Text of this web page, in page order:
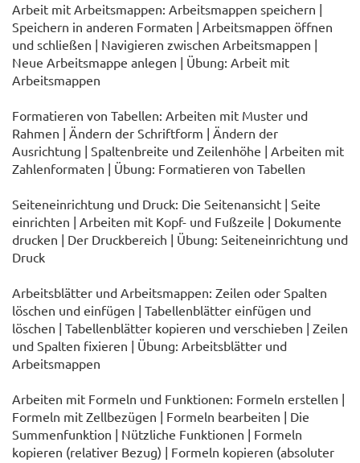
Arbeit mit Arbeitsmappen: Arbeitsmappen speichern |
Speichern in anderen Formaten | Arbeitsmappen öffnen
und schließen | Navigieren zwischen Arbeitsmappen |
Neue Arbeitsmappe anlegen | Übung: Arbeit mit
Arbeitsmappen
Formatieren von Tabellen: Arbeiten mit Muster und
Rahmen | Ändern der Schriftform | Ändern der
Ausrichtung | Spaltenbreite und Zeilenhöhe | Arbeiten mit
Zahlenformaten | Übung: Formatieren von Tabellen
Seiteneinrichtung und Druck: Die Seitenansicht | Seite
einrichten | Arbeiten mit Kopf- und Fußzeile | Dokumente
drucken | Der Druckbereich | Übung: Seiteneinrichtung und
Druck
Arbeitsblätter und Arbeitsmappen: Zeilen oder Spalten
löschen und einfügen | Tabellenblätter einfügen und
löschen | Tabellenblätter kopieren und verschieben | Zeilen
und Spalten fixieren | Übung: Arbeitsblätter und
Arbeitsmappen
Arbeiten mit Formeln und Funktionen: Formeln erstellen |
Formeln mit Zellbezügen | Formeln bearbeiten | Die
Summenfunktion | Nützliche Funktionen | Formeln
kopieren (relativer Bezug) | Formeln kopieren (absoluter